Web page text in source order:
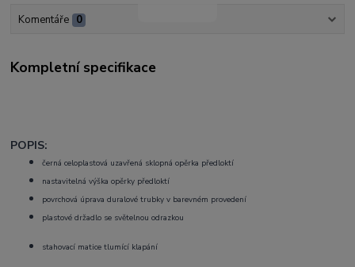
Komentáře 0
Kompletní specifikace
POPIS:
černá celoplastová uzavřená sklopná opěrka předloktí
nastavitelná výška opěrky předloktí
povrchová úprava duralové trubky v barevném provedení
plastové držadlo se světelnou odrazkou
stahovací matice tlumící klapání